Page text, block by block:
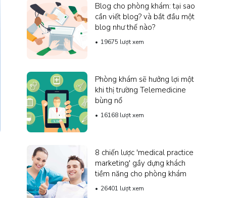
Blog cho phòng khám: tại sao
cần viết blog? và bắt đầu một
blog như thế nào?
19675 lượt xem
Phòng khám sẽ hưởng lợi một
khi thị trường Telemedicine
bùng nổ
16168 lượt xem
8 chiến lược 'medical practice
marketing' gầy dựng khách
tiềm năng cho phòng khám
26401 lượt xem